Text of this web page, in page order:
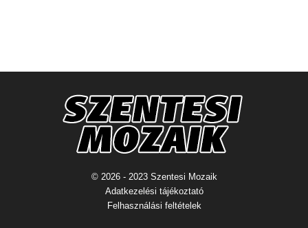
© 2026 - 2023 Szentesi Mozaik
Adatkezelési tájékoztató
Felhasználási feltételek